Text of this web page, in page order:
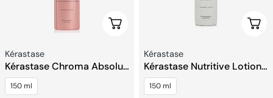
Aggiungi Al Carrello
Venditore:
Kérastase
Kérastase Chroma Absolu
Siero Termico
150 ml
Venditore:
Kérastase
Kérastase Nutritive Lotion
Thermique Sublimatrice
Spray Capelli
150 ml